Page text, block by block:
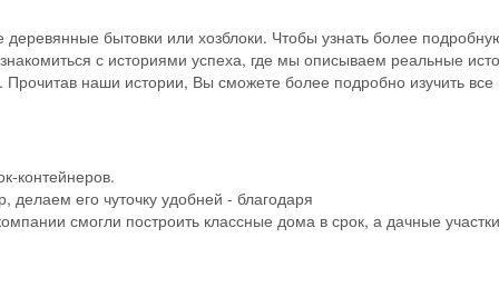
деревянные бытовки или хозблоки. Чтобы узнать более
с историями успеха, где мы описываем реальные
наши истории, Вы сможете более подробно изучить
контейнеров.
его чуточку удобней - благодаря
смогли построить классные дома в срок, а дачные